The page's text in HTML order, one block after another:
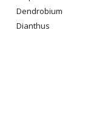
Dendrobium
Dianthus